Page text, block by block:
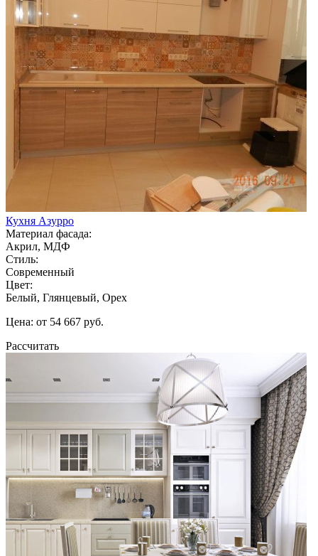
Кухня Азурро
Материал фасада:
Акрил, МДФ
Стиль:
Современный
Цвет:
Белый, Глянцевый, Орех
Цена: от 54 667 руб.
Рассчитать